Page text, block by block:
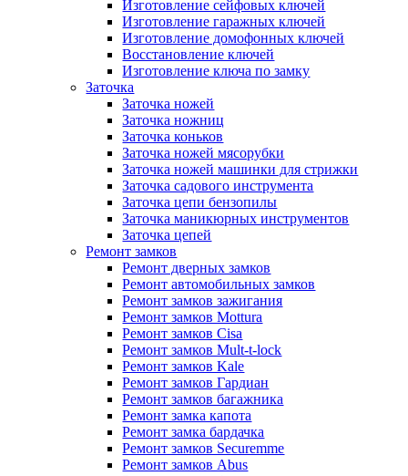
Изготовление сейфовых ключей
Изготовление гаражных ключей
Изготовление домофонных ключей
Восстановление ключей
Изготовление ключа по замку
Заточка
Заточка ножей
Заточка ножниц
Заточка коньков
Заточка ножей мясорубки
Заточка ножей машинки для стрижки
Заточка садового инструмента
Заточка цепи бензопилы
Заточка маникюрных инструментов
Заточка цепей
Ремонт замков
Ремонт дверных замков
Ремонт автомобильных замков
Ремонт замков зажигания
Ремонт замков Mottura
Ремонт замков Cisa
Ремонт замков Mult-t-lock
Ремонт замков Kale
Ремонт замков Гардиан
Ремонт замков багажника
Ремонт замка капота
Ремонт замка бардачка
Ремонт замков Securemme
Ремонт замков Abus